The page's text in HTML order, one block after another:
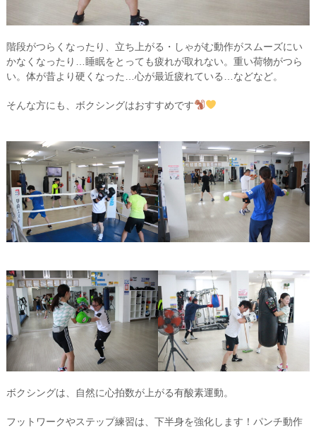
階段がつらくなったり、立ち上がる・しゃがむ動作がスムーズにい
かなくなったり…睡眠をとっても疲れが取れない。重い荷物がつら
い。体が昔より硬くなった…心が最近疲れている…などなど。
そんな方にも、ボクシングはおすすめです
ボクシングは、自然に心拍数が上がる有酸素運動。
フットワークやステップ練習は、下半身を強化します！パンチ動作